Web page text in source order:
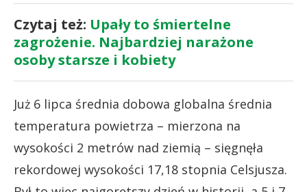
Czytaj też: Upały to śmiertelne
zagrożenie. Najbardziej narażone
osoby starsze i kobiety
Już 6 lipca średnia dobowa globalna średnia
temperatura powietrza – mierzona na
wysokości 2 metrów nad ziemią – sięgnęła
rekordowej wysokości 17,18 stopnia Celsjusza.